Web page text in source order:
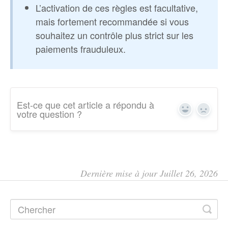
L’activation de ces règles est facultative,
mais fortement recommandée si vous
souhaitez un contrôle plus strict sur les
paiements frauduleux.
Est-ce que cet article a répondu à
votre question ? Yes No
Dernière mise à jour Juillet 26, 2026